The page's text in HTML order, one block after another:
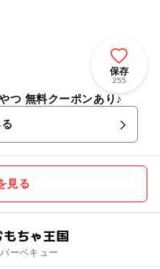
保存
255
つ 無料クーポンあり♪
見る
ちゃ王国
ーベキュー